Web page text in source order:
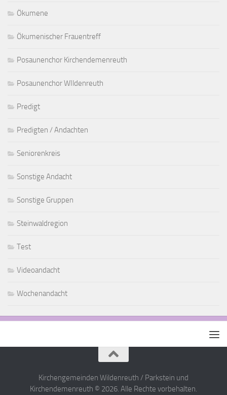
Ökumene
Ökumenischer Frauentreff
Posaunenchor Kirchendemenreuth
Posaunenchor WIldenreuth
Predigt
Predigten / Andachten
Seniorenkreis
Sonstige Andacht
Sonstige Gruppen
Steinwaldregion
Test
Videoandacht
Wochenandacht
Kirchengemeinden Wildenreuth / Parkstein und
Kirchendemenreuth © 2026. Alle Rechte vorbehalten.